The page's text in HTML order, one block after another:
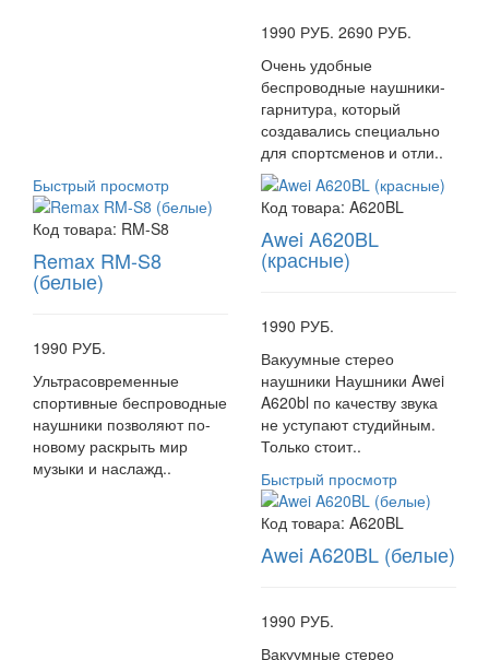
1990 РУБ. 2690 РУБ.
Очень удобные
беспроводные наушники-
гарнитура, который
создавались специально
для спортсменов и отли..
Быстрый просмотр
Код товара: RM-S8
Remax RM-S8
(белые)
1990 РУБ.
Ультрасовременные
спортивные беспроводные
наушники позволяют по-
новому раскрыть мир
музыки и наслажд..
Код товара: A620BL
Awei A620BL
(красные)
1990 РУБ.
Вакуумные стерео
наушники Наушники Awei
A620bl по качеству звука
не уступают студийным.
Только стоит..
Быстрый просмотр
Код товара: A620BL
Awei A620BL (белые)
1990 РУБ.
Вакуумные стерео